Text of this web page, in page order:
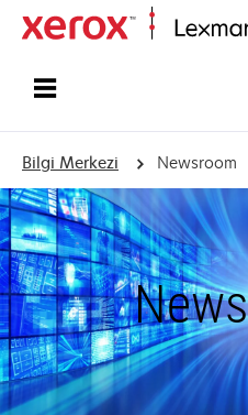
Bilgi Merkezi Newsroom